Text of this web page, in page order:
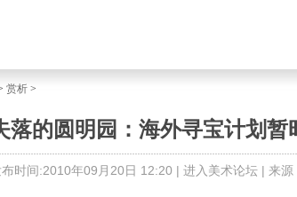
赏析 >
落的圆明园：海外寻宝计划暂
布时间:2010年09月20日 12:20 | 进入美术论坛| 来源